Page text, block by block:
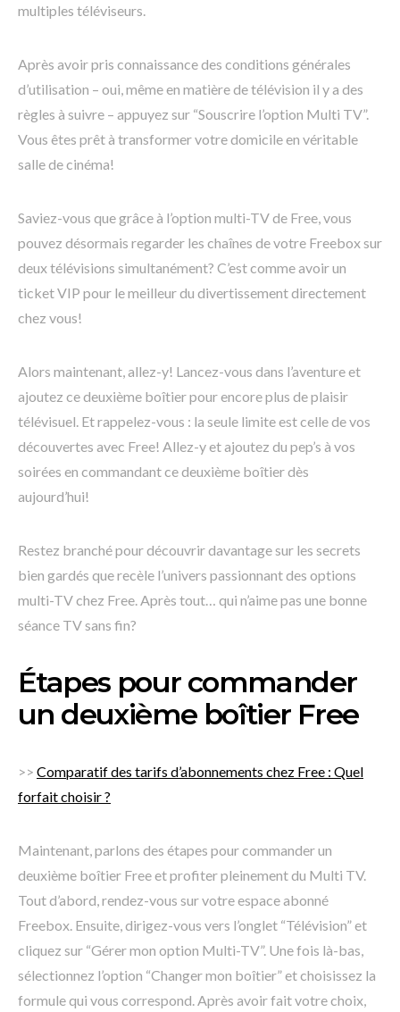
multiples téléviseurs.
Après avoir pris connaissance des conditions générales
d’utilisation – oui, même en matière de télévision il y a des
règles à suivre – appuyez sur “Souscrire l’option Multi TV”.
Vous êtes prêt à transformer votre domicile en véritable
salle de cinéma!
Saviez-vous que grâce à l’option multi-TV de Free, vous
pouvez désormais regarder les chaînes de votre Freebox sur
deux télévisions simultanément? C’est comme avoir un
ticket VIP pour le meilleur du divertissement directement
chez vous!
Alors maintenant, allez-y! Lancez-vous dans l’aventure et
ajoutez ce deuxième boîtier pour encore plus de plaisir
télévisuel. Et rappelez-vous : la seule limite est celle de vos
découvertes avec Free! Allez-y et ajoutez du pep’s à vos
soirées en commandant ce deuxième boîtier dès
aujourd’hui!
Restez branché pour découvrir davantage sur les secrets
bien gardés que recèle l’univers passionnant des options
multi-TV chez Free. Après tout… qui n’aime pas une bonne
séance TV sans fin?
Étapes pour commander
un deuxième boîtier Free
>> Comparatif des tarifs d’abonnements chez Free : Quel
forfait choisir ?
Maintenant, parlons des étapes pour commander un
deuxième boîtier Free et profiter pleinement du Multi TV.
Tout d’abord, rendez-vous sur votre espace abonné
Freebox. Ensuite, dirigez-vous vers l’onglet “Télévision” et
cliquez sur “Gérer mon option Multi-TV”. Une fois là-bas,
sélectionnez l’option “Changer mon boîtier” et choisissez la
formule qui vous correspond. Après avoir fait votre choix,